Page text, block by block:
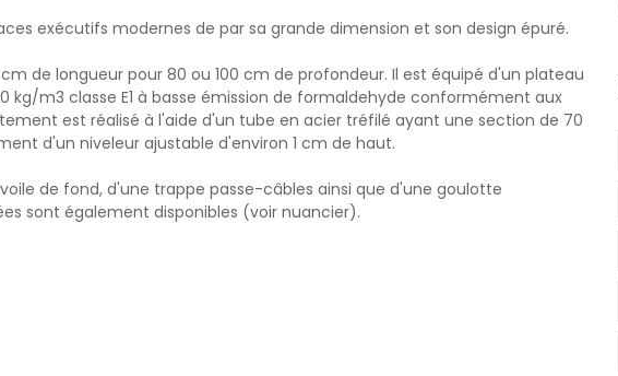
exécutifs modernes de par sa grande dimension et son design épuré.
de longueur pour 80 ou 100 cm de profondeur. Il est équipé d'un plateau
kg/m3 classe E1 à basse émission de formaldehyde conformément aux
est réalisé à l'aide d'un tube en acier tréfilé ayant une section de 70
d'un niveleur ajustable d'environ 1 cm de haut.
de fond, d'une trappe passe-câbles ainsi que d'une goulotte
sont également disponibles (voir nuancier).